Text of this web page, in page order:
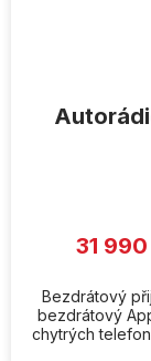
31
Bezdrátový
bezdrátový
chytrých